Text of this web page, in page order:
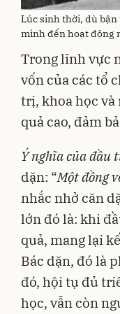
Lúc sinh thời, dù
mình đến hoạt động
Trong lĩnh vực
vốn của các tổ
trị, khoa học và
quả cao, đảm
Ý nghĩa của đầu
dặn: “Một đồng
nhắc nhở căn
lớn đó là: khi
quả, mang lại
Bác dặn, đó là
đó, hội tụ đủ
học, vẫn còn